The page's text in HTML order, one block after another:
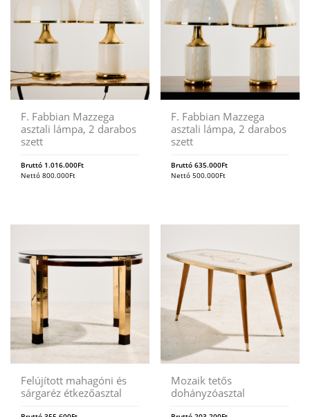
F. Fabbian Mazzega
asztali lámpa, 2 darabos
szett
Bruttó 1.016.000Ft
Nettó 800.000Ft
F. Fabbian Mazzega
asztali lámpa, 2 darabos
szett
Bruttó635.000Ft
Nettó500.000Ft
Felújított mahagóni és
sárgaréz étkezőasztal
Mozaik tetős
dohányzóasztal